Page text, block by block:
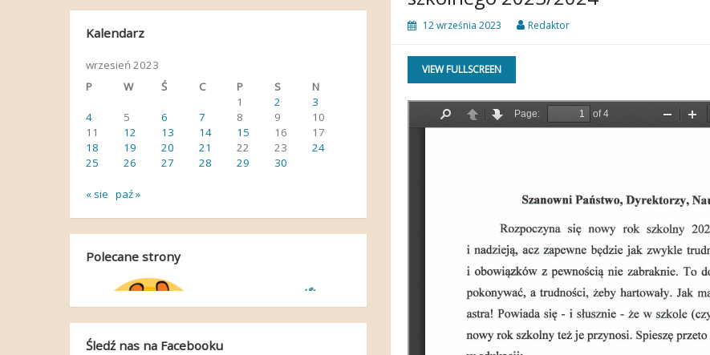
12 września 2023 Redaktor
VIEW FULLSCREEN
Kalendarz
wrzesień 2023
P
W Ś C P S
N
1
2
3
4
5 6 7 8 9
10
11
12 13 14 15 16
17
18
19 20 21 22 23
24
25
26 27 28 29 30
« sie paź »
Polecane strony
Śledź nas na Facebooku